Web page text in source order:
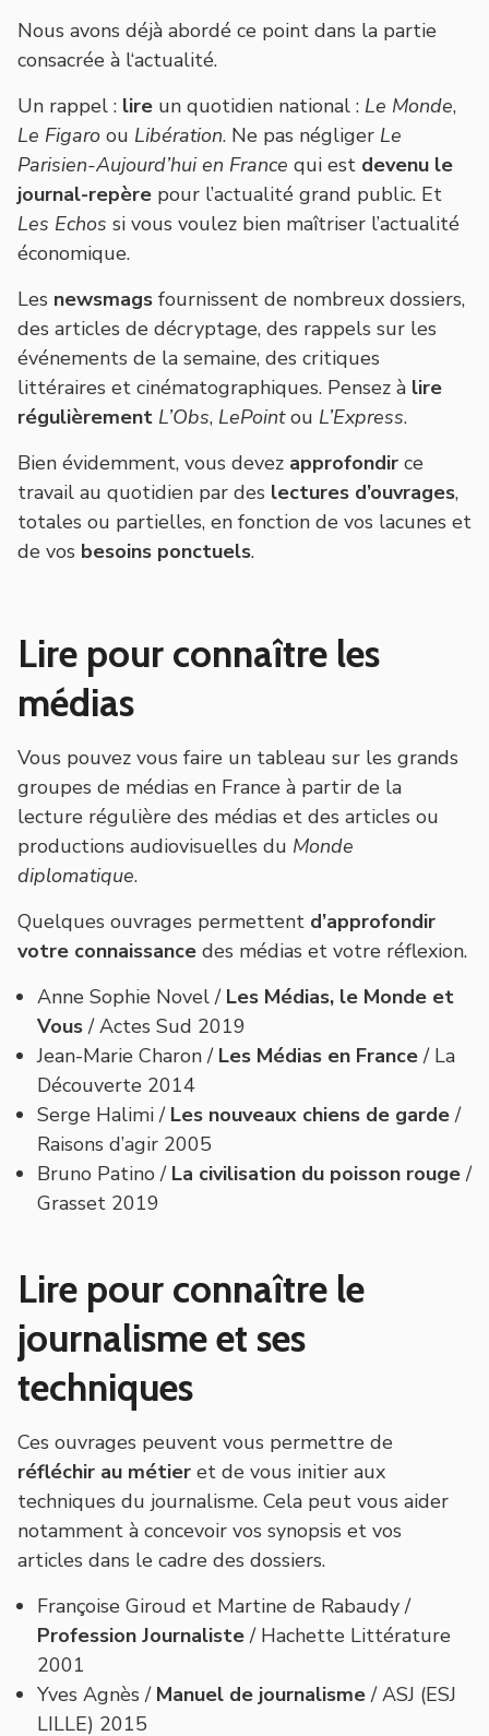
Nous avons déjà abordé ce point dans la partie
consacrée à l‘actualité.
Un rappel : lire un quotidien national : Le Monde,
Le Figaro ou Libération. Ne pas négliger Le
Parisien-Aujourd’hui en France qui est devenu le
journal-repère pour l’actualité grand public. Et
Les Echos si vous voulez bien maîtriser l’actualité
économique.
Les newsmags fournissent de nombreux dossiers,
des articles de décryptage, des rappels sur les
événements de la semaine, des critiques
littéraires et cinématographiques. Pensez à lire
régulièrement L’Obs, LePointou L’Express.
Bien évidemment, vous devez approfondir ce
travail au quotidien par des lectures d’ouvrages,
totales ou partielles, en fonction de vos lacunes et
de vos besoins ponctuels.
Lire pour connaître les
médias
Vous pouvez vous faire un tableau sur les grands
groupes de médias en France à partir de la
lecture régulière des médias et des articles ou
productions audiovisuelles du Monde
diplomatique.
Quelques ouvrages permettent d’approfondir
votre connaissance des médias et votre réflexion.
Anne Sophie Novel / Les Médias, le Monde et
Vous / Actes Sud 2019
Jean-Marie Charon / Les Médias en France / La
Découverte 2014
Serge Halimi / Les nouveaux chiens de garde /
Raisons d’agir 2005
Bruno Patino / La civilisation du poisson rouge /
Grasset 2019
Lire pour connaître le
journalisme et ses
techniques
Ces ouvrages peuvent vous permettre de
réfléchir au métier et de vous initier aux
techniques du journalisme. Cela peut vous aider
notamment à concevoir vos synopsis et vos
articles dans le cadre des dossiers.
Françoise Giroud et Martine de Rabaudy /
Profession Journaliste / Hachette Littérature
2001
Yves Agnès / Manuel de journalisme / ASJ (ESJ
LILLE) 2015